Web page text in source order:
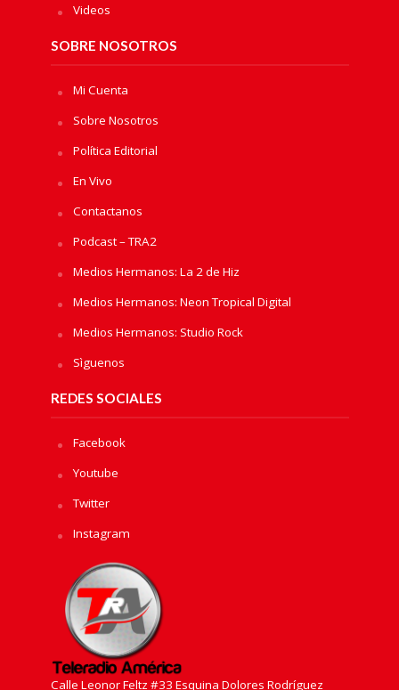
Videos
SOBRE NOSOTROS
Mi Cuenta
Sobre Nosotros
Política Editorial
En Vivo
Contactanos
Podcast – TRA2
Medios Hermanos: La 2 de Hiz
Medios Hermanos: Neon Tropical Digital
Medios Hermanos: Studio Rock
Sìguenos
REDES SOCIALES
Facebook
Youtube
Twitter
Instagram
Calle Leonor Feltz #33 Esquina Dolores Rodríguez